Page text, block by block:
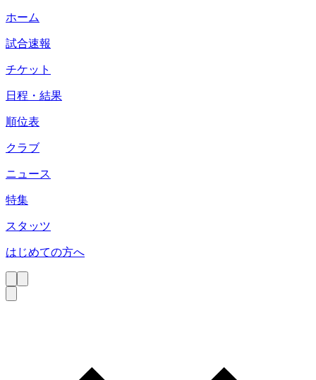
ホーム
試合速報
チケット
日程・結果
順位表
クラブ
ニュース
特集
スタッツ
はじめての方へ